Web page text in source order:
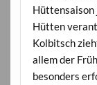
Hüttensaison
Hütten
Kolbitsch
allem der
besonders